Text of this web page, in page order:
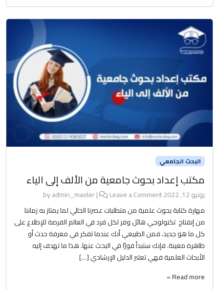
البحث الجامعي
مكتب إعداد بحوث جامعية من الألف إلى الياء
يونيو 12, 2022 admin_master|
Leave a Comment
مهارة كتابة بحوث علمية من متطلبات عصرنا الحالي لما يمتاز به زماننا
من إنفتاح تكنولوجي هائل وفر لكل فرد في العالم الفرصة للإطلاع على
كل ما هو جديد، فمن الطبيعي أنك عندما تفكر في معرفة حدث أو
ظاهرة معينة. فإنك ستبدأ فورًا في البحث عنها. هذا ما تهدف إليه
الأبحاث العلمية فهي تعتبر الدليل الإرشادي […]
Read more »